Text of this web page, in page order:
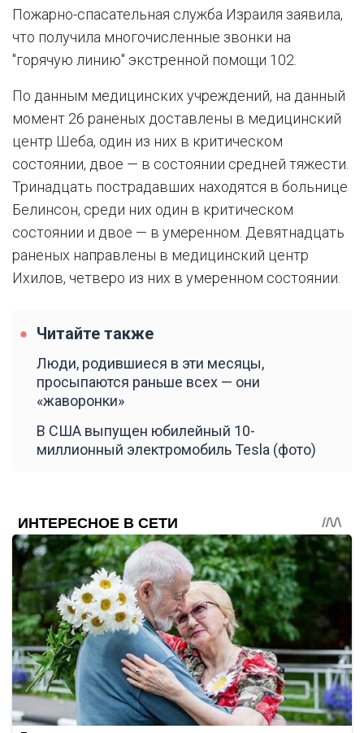
Пожарно-спасательная служба Израиля заявила,
что получила многочисленные звонки на
"горячую линию" экстренной помощи 102.
По данным медицинских учреждений, на данный
момент 26 раненых доставлены в медицинский
центр Шеба, один из них в критическом
состоянии, двое — в состоянии средней тяжести.
Тринадцать пострадавших находятся в больнице
Белинсон, среди них один в критическом
состоянии и двое — в умеренном. Девятнадцать
раненых направлены в медицинский центр
Ихилов, четверо из них в умеренном состоянии.
Читайте также
Люди, родившиеся в эти месяцы,
просыпаются раньше всех — они
«жаворонки»
В США выпущен юбилейный 10-
миллионный электромобиль Tesla (фото)